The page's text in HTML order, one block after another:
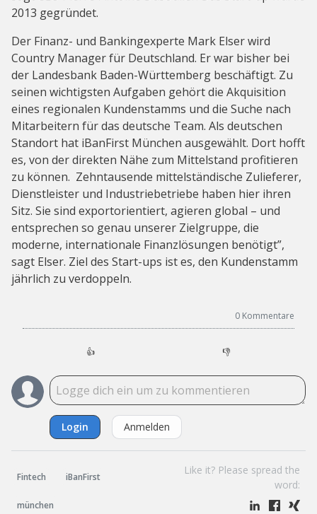
2013 gegründet.
Der Finanz- und Bankingexperte Mark Elser wird
Country Manager für Deutschland. Er war bisher bei
der Landesbank Baden-Württemberg beschäftigt. Zu
seinen wichtigsten Aufgaben gehört die Akquisition
eines regionalen Kundenstamms und die Suche nach
Mitarbeitern für das deutsche Team. Als deutschen
Standort hat iBanFirst München ausgewählt. Dort hofft
es, von der direkten Nähe zum Mittelstand profitieren
zu können. Zehntausende mittelständische Zulieferer,
Dienstleister und Industriebetriebe haben hier ihren
Sitz. Sie sind exportorientiert, agieren global – und
entsprechen so genau unserer Zielgruppe, die
moderne, internationale Finanzlösungen benötigt”,
sagt Elser. Ziel des Start-ups ist es, den Kundenstamm
jährlich zu verdoppeln.
0 Kommentare
👍 👎
Login Anmelden
Fintech iBanFirst
münchen
Like it? Please spread the
word: